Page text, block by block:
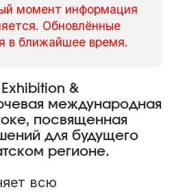
момент информация
Обновлённые
в ближайшее время.
&
международная
посвященная
для будущего
регионе.
всю